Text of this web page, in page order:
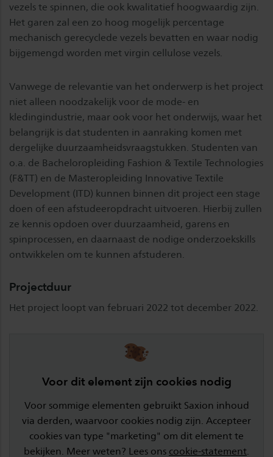
vezels te spinnen, die ook kwalitatief hoogwaardig zijn.
Het garen zal een zo hoog mogelijk percentage
mechanisch gerecyclede vezels bevatten en waar nodig
bijgemengd worden met virgin cellulose vezels.
Vanwege de relevantie van het onderwerp is het project
niet alleen noodzakelijk voor de mode- en
kledingindustrie, maar ook voor het onderwijs, waar het
belangrijk is dat studenten in aanraking komen met
dergelijke duurzaamheidsvraagstukken. Studenten van
o.a. de Bacheloropleiding Fashion & Textile Technologies
(F&TT) en de Masteropleiding Innovative Textile
Development (ITD) kunnen binnen dit project een stage
doen of een afstudeeropdracht uitvoeren. Hierbij zullen
ze kennis opdoen over duurzaamheid, garens en
spinprocessen, en daarnaast de nodige onderzoekskills
ontwikkelen om te kunnen afstuderen.
Projectduur
Het project loopt van februari 2022 tot december 2022.
Voor dit element zijn cookies nodig
Voor sommige elementen gebruikt Saxion inhoud
via derden, waarvoor cookies nodig zijn. Accepteer
cookies van type "marketing" om dit element te
bekijken. Meer weten? Lees ons cookie-statement.